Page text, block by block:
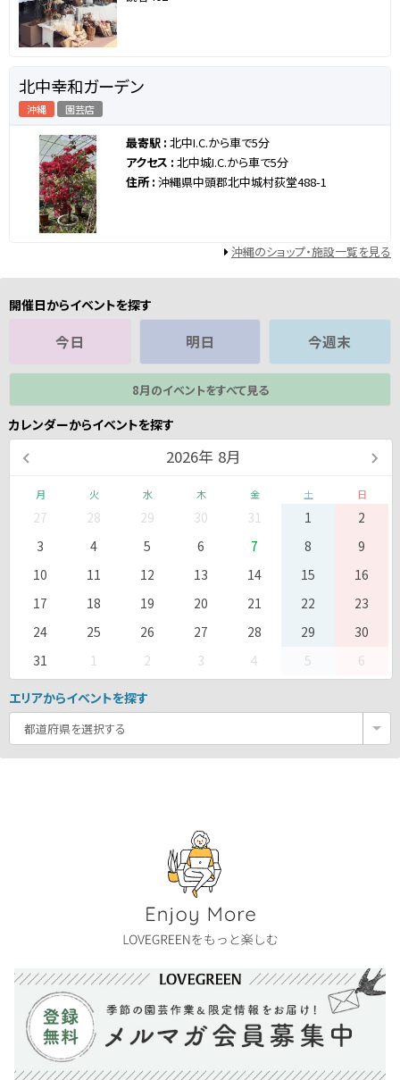
北中幸和ガーデン
沖縄 園芸店
最寄駅 : 北中I.C.から車で5分
アクセス : 北中城I.C.から車で5分
住所 : 沖縄県中頭郡北中城村荻堂488-1
沖縄のショップ・施設一覧を見る
開催日からイベントを探す
今日 明日 今週末
8月のイベントをすべて見る
カレンダーからイベントを探す
2026年 8月
月 火 水 木 金 土 日
27 28 29 30 31 1
2
3
4 5 6 7 8
9
10
11 12 13 14 15
16
17
18 19 20 21 22
23
24
25 26 27 28 29
30
31
1 2 3 4 5 6
エリアからイベントを探す